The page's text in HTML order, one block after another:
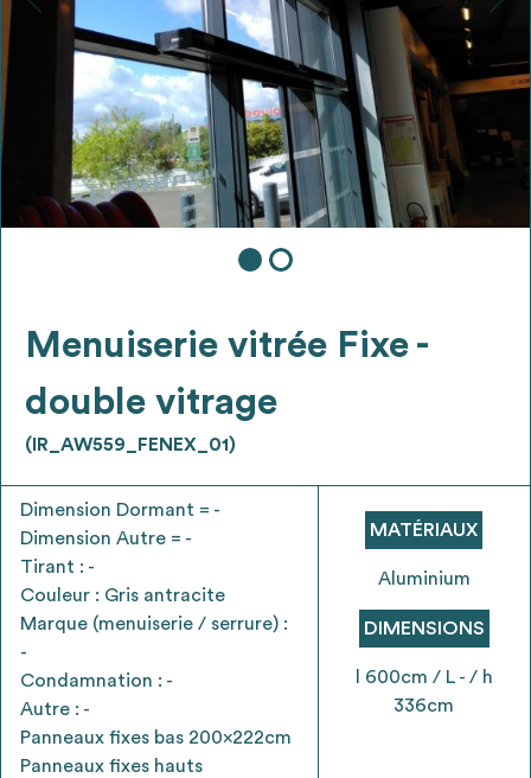
4
Ajouter les matériaux intéressants à "
liste
Transmettre sa liste de manifestation
d'intérêt pour les matériaux
sélectionnés
Exporter sa liste et ses fiches produits
Être recontacté afin d’obtenir plus de
renseignements sur les modalités et
stratégies de récupérations
* Attention, l’ajout des matériaux à sa liste et son envoi ne
voirFAQ
Menuiserie vitrée Fixe -
double vitrage
(IR_AW559_FENEX_01)
Dimension Dormant = -
Dimension Autre = -
Tirant : -
Couleur : Gris antracite
Marque (menuiserie / serrure) :
-
Condamnation : -
Autre : -
Panneaux fixes bas 200x222cm
Panneaux fixes hauts
MATÉRIAUX
Aluminium
DIMENSIONS
l 600cm / L - / h
336cm